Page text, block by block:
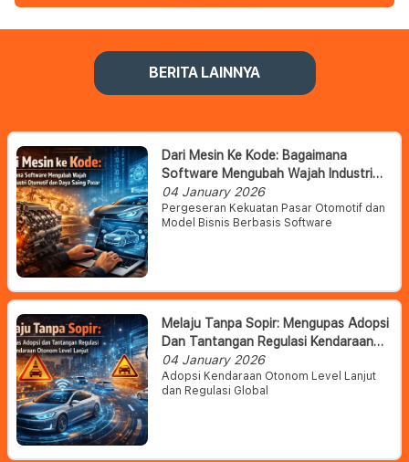
BERITA LAINNYA
Dari Mesin Ke Kode: Bagaimana
Software Mengubah Wajah Industri
Otomotif Dan Daya Saing Pasar
04 January 2026
Pergeseran Kekuatan Pasar Otomotif dan
Model Bisnis Berbasis Software
Melaju Tanpa Sopir: Mengupas Adopsi
Dan Tantangan Regulasi Kendaraan
Otonom Level Lanjut
04 January 2026
Adopsi Kendaraan Otonom Level Lanjut
dan Regulasi Global